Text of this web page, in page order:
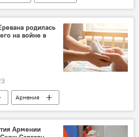
родилась
на войне в
Армения
девочка
война солдат
Армении